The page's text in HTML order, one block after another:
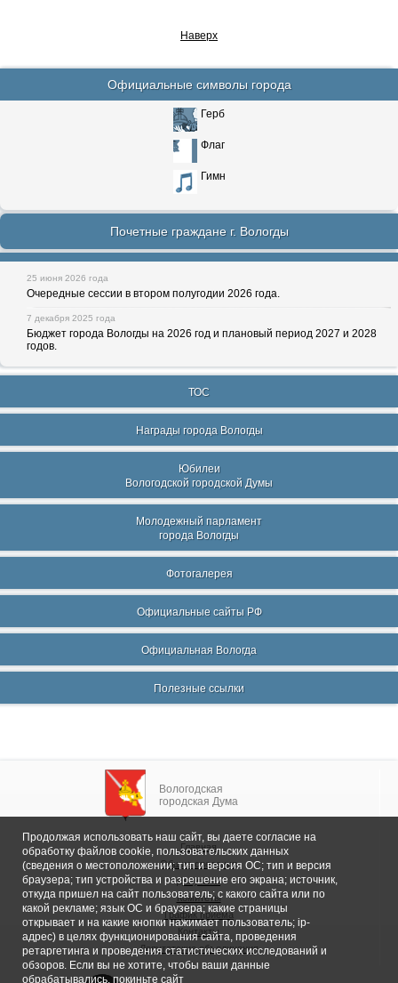
Наверх
Официальные символы города
Герб
Флаг
Гимн
Почетные граждане г. Вологды
25 июня 2026 года
Очередные сессии в втором полугодии 2026 года.
7 декабря 2025 года
Бюджет города Вологды на 2026 год и плановый период 2027 и 2028
годов.
ТОС
Награды города Вологды
Юбилеи
Вологодской городской Думы
Молодежный парламент
города Вологды
Фотогалерея
Официальные сайты РФ
Официальная Вологда
Полезные ссылки
Вологодская
городская Дума
Главная
Общие сведения
Депутаты
Комитеты
График приема
Контакты
Депутатские объединения
Продолжая использовать наш сайт, вы даете согласие на
обработку файлов cookie, пользовательских данных
(сведения о местоположении; тип и версия ОС; тип и версия
браузера; тип устройства и разрешение его экрана; источник,
откуда пришел на сайт пользователь; с какого сайта или по
какой рекламе; язык ОС и браузера; какие страницы
открывает и на какие кнопки нажимает пользователь; ip-
адрес) в целях функционирования сайта, проведения
ретаргетинга и проведения статистических исследований и
обзоров. Если вы не хотите, чтобы ваши данные
обрабатывались, покиньте сайт